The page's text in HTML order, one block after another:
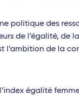
politique des
de l’égalité, de
l’ambition de la
égalité